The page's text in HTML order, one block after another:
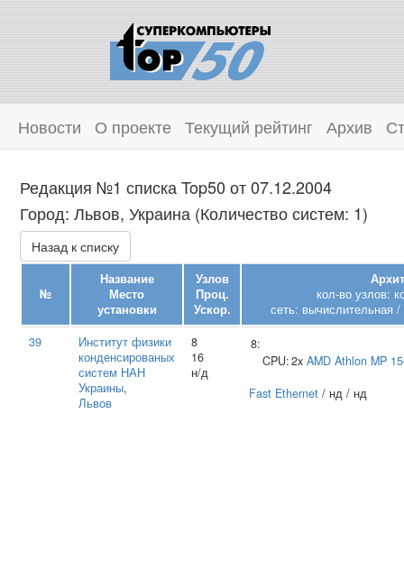
Новости О проекте Текущий рейтинг Архив
Редакция №1 списка Top50 от 07.12.2004
Город: Львов, Украина (Количество систем: 1)
Назад к списку
№
Название
Место
установки
Узлов
Проц.
Ускор.
кол-во узлов:
сеть: вычислительная
39
Институт физики
конденсированых
систем НАН
Украины,
Львов
8
16
н/д
8:
CPU:2x AMD Athlon MP
Fast Ethernet / нд / нд